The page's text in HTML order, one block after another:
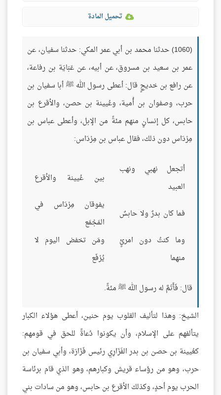
تحميل المادة
(1060) حدثنا محمد بن أبي عمر المكي: حدثنا سفيان، عن
عمر بن سعيد بن مسروق، عن أبيه، عن عَبَايَة بن رفاعة،
عن رافع بن خديجٍ قال: أعطى رسول الله ﷺ أبا سفيان بن
حرب، وصفوان بن أُمية، وعُيينة بن حصن، والأقرع بن
حابس، كل إنسانٍ منهم مئةً من الإبل، وأعطى عباس بن
مِرْدَاس دون ذلك، فقال عباس بن مِرْدَاس:
أتجعل نهبي ونهب
العبيد
بين عُيينة والأقرع
فما كان بدرٌ ولا حابسٌ
يفوقان مِرْدَاس في
المَجْمَع
وما كنتُ دون امرئٍ
منهما
ومَن تخفض اليوم لا
يُرْفَع
قال: فَأَتَمَّ له رسول الله ﷺ مئةً.
الشيخ: وهذا لتأليف القلوب يوم حنين، أعطى هؤلاء الكبار
يتألفهم على الإسلام، وأن يكونوا دُعاةً للحق في قومهم:
كعُيينة بن حصن بن بدر الفَزَارِي رئيس فَزَارَة، وأبي سفيان بن
حرب، وهو من رؤساء قريش وكبارهم، وهو الذي قام برئاسة
الحرب يوم أحدٍ، وكذلك الأقرع بن حابس، وهو من سادات بني